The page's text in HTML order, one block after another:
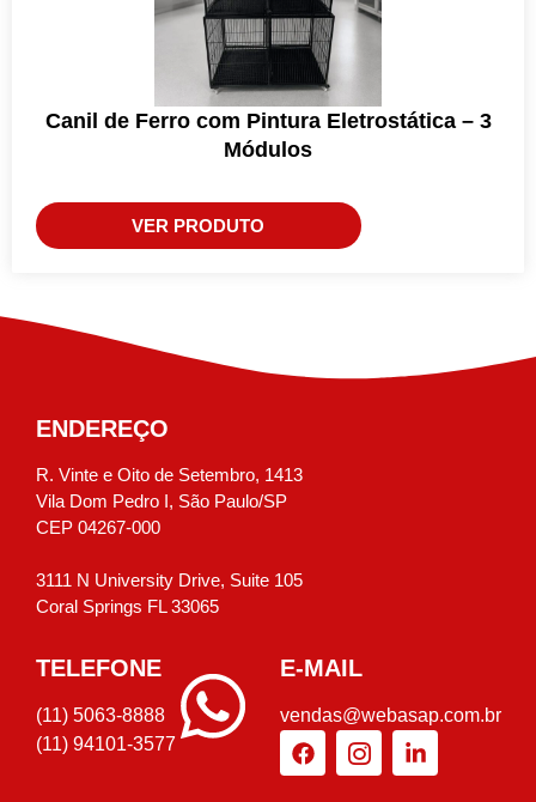
Canil de Ferro com Pintura Eletrostática – 3
Módulos
VER PRODUTO
ENDEREÇO
R. Vinte e Oito de Setembro, 1413
Vila Dom Pedro I, São Paulo/SP
CEP 04267-000
3111 N University Drive, Suite 105
Coral Springs FL 33065
TELEFONE
(11) 5063-8888
(11) 94101-3577
E-MAIL
vendas@webasap.com.br